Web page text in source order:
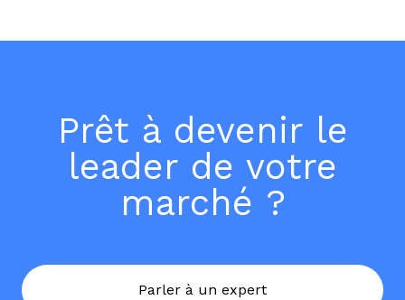
Prêt à devenir le
leader de votre
marché ?
Parler à un expert